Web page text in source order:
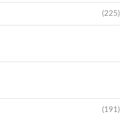
(225)
(191)